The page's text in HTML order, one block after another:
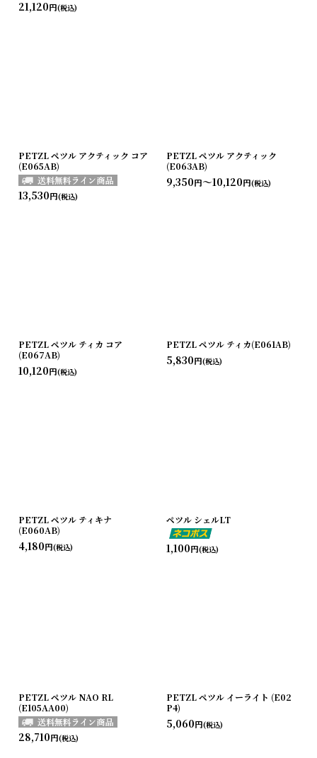
21,120円(税込)
PETZL ペツル アクティック コア
(E065AB)
13,530円(税込)
PETZL ペツル アクティック
(E063AB)
9,350円～10,120円(税込)
PETZL ペツル ティカ コア
(E067AB)
10,120円(税込)
PETZL ペツル ティカ(E061AB)
5,830円(税込)
PETZL ペツル ティキナ
(E060AB)
4,180円(税込)
ペツル シェルLT
1,100円(税込)
PETZL ペツル NAO RL
(E105AA00)
28,710円(税込)
PETZL ペツル イーライト (E02
P4)
5,060円(税込)